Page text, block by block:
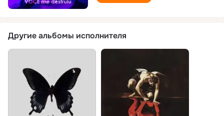
Другие альбомы исполнителя